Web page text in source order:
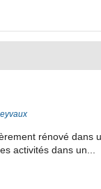
rénové dans
activités dans un...